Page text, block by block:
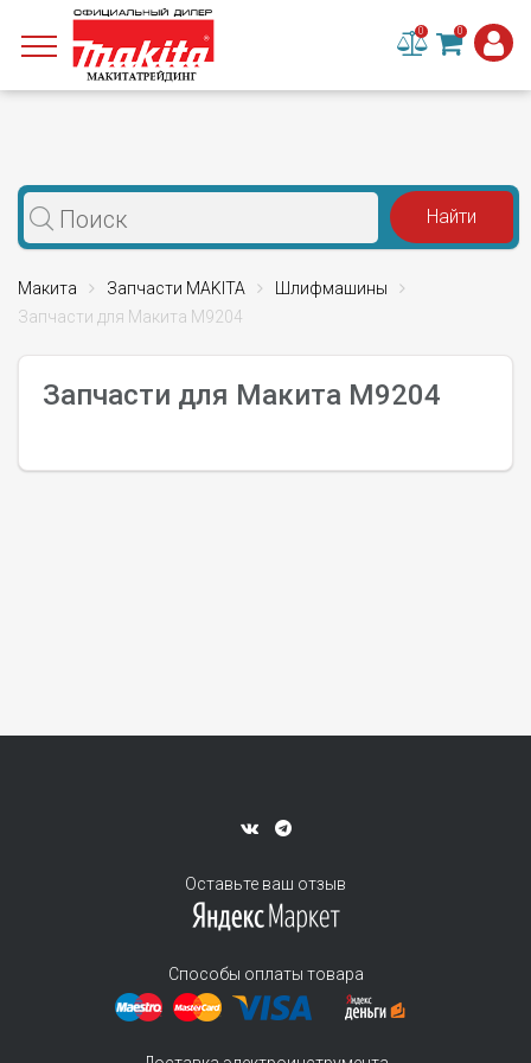
0 0
Макита Запчасти MAKITA
Шлифмашины
Запчасти для Макита M9204
Запчасти для Макита M9204
Оставьте ваш отзыв
Способы оплаты товара